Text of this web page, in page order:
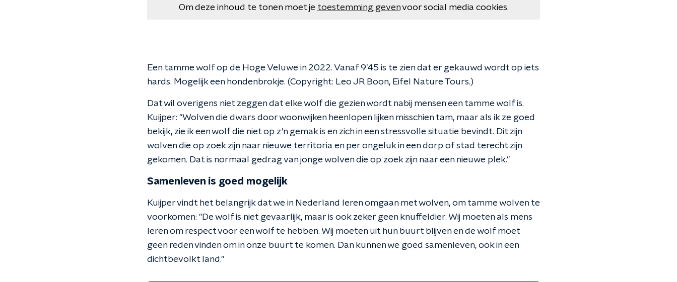
Om deze inhoud te tonen moet je toestemming gevenvoor social media cookies.
Een tamme wolf op de Hoge Veluwe in 2022. Vanaf 9'45 is te zien dat er gekauwd wordt op iets
hards. Mogelijk een hondenbrokje. (Copyright: Leo JR Boon, Eifel Nature Tours.)
Dat wil overigens niet zeggen dat elke wolf die gezien wordt nabij mensen een tamme wolf is.
Kuijper: "Wolven die dwars door woonwijken heenlopen lijken misschien tam, maar als ik ze goed
bekijk, zie ik een wolf die niet op z’n gemak is en zich in een stressvolle situatie bevindt. Dit zijn
wolven die op zoek zijn naar nieuwe territoria en per ongeluk in een dorp of stad terecht zijn
gekomen. Dat is normaal gedrag van jonge wolven die op zoek zijn naar een nieuwe plek."
Samenleven is goed mogelijk
Kuijper vindt het belangrijk dat we in Nederland leren omgaan met wolven, om tamme wolven te
voorkomen: "De wolf is niet gevaarlijk, maar is ook zeker geen knuffeldier. Wij moeten als mens
leren om respect voor een wolf te hebben. Wij moeten uit hun buurt blijven en de wolf moet
geen reden vinden om in onze buurt te komen. Dan kunnen we goed samenleven, ook in een
dichtbevolkt land."